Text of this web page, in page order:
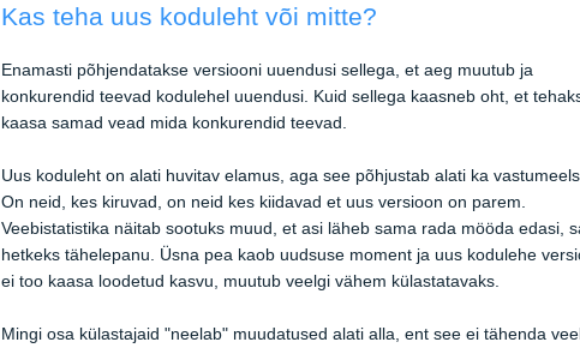
Kas teha uus koduleht või mitte?
Enamasti põhjendatakse versiooni uuendusi sellega, et aeg muutub ja
konkurendid teevad kodulehel uuendusi. Kuid sellega kaasneb oht, et
kaasa samad vead mida konkurendid teevad.
Uus koduleht on alati huvitav elamus, aga see põhjustab alati ka
On neid, kes kiruvad, on neid kes kiidavad et uus versioon on parem.
Veebistatistika näitab sootuks muud, et asi läheb sama rada mööda edasi,
hetkeks tähelepanu. Üsna pea kaob uudsuse moment ja uus kodulehe
ei too kaasa loodetud kasvu, muutub veelgi vähem külastatavaks.
Mingi osa külastajaid "neelab" muudatused alati alla, ent see ei tähenda